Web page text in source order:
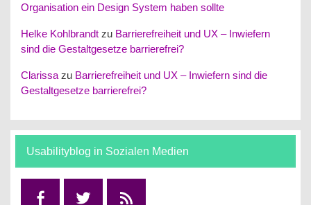
Organisation ein Design System haben sollte
Helke Kohlbrandt zu Barrierefreiheit und UX – Inwiefern
sind die Gestaltgesetze barrierefrei?
Clarissa zu Barrierefreiheit und UX – Inwiefern sind die
Gestaltgesetze barrierefrei?
Usabilityblog in Sozialen Medien